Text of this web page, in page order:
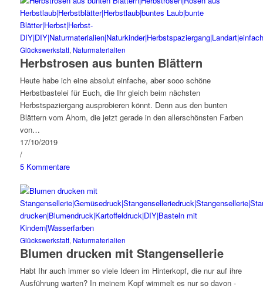
Glückswerkstatt, Naturmaterialien
Herbstrosen aus bunten Blättern
Heute habe ich eine absolut einfache, aber sooo schöne
Herbstbastelei für Euch, die Ihr gleich beim nächsten
Herbstspaziergang ausprobieren könnt. Denn aus den bunten
Blättern vom Ahorn, die jetzt gerade in den allerschönsten Farben
von…
17/10/2019
/
5 Kommentare
Glückswerkstatt, Naturmaterialien
Blumen drucken mit Stangensellerie
Habt Ihr auch immer so viele Ideen im Hinterkopf, die nur auf ihre
Ausführung warten? In meinem Kopf wimmelt es nur so davon -